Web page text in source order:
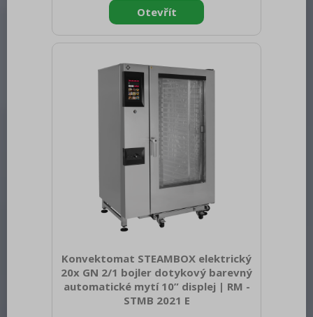
spotřebiče: Elektrické zařízení
Konstruční typ zařízení: Stacionární
Příkon elektrický [kW]: 36.000 Napájení:
ovládacích prvků: IPX4 Vnější barva
zařízení: Nerezové Materiál: AISI 304
Kontrolky: chodu a nahřátí Pr
Konvektomat STEAMBOX elektrický
20x GN 2/1 bojler dotykový barevný
automatické mytí 10” displej | RM -
STMB 2021 E